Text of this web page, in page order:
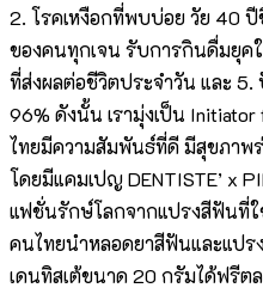
2. โรคเหงือกที่พบบ่อย วัย 40
ของคนทุกเจน รับการกินดื่มยุค
ที่ส่งผลต่อชีวิตประจำวัน และ
96% ดังนั้น เรามุ่งเป็น
ไทยมีความสัมพันธ์ที่ดี มีสุขภาพ
โดยมีแคมเปญ DENTISTE’ x
แฟชั่นรักษ์โลกจากแปรงสีฟันที่ใ
คนไทยนำหลอดยาสีฟันและแป
เดนทิสเต้ขนาด 20 กรัมได้ฟรี